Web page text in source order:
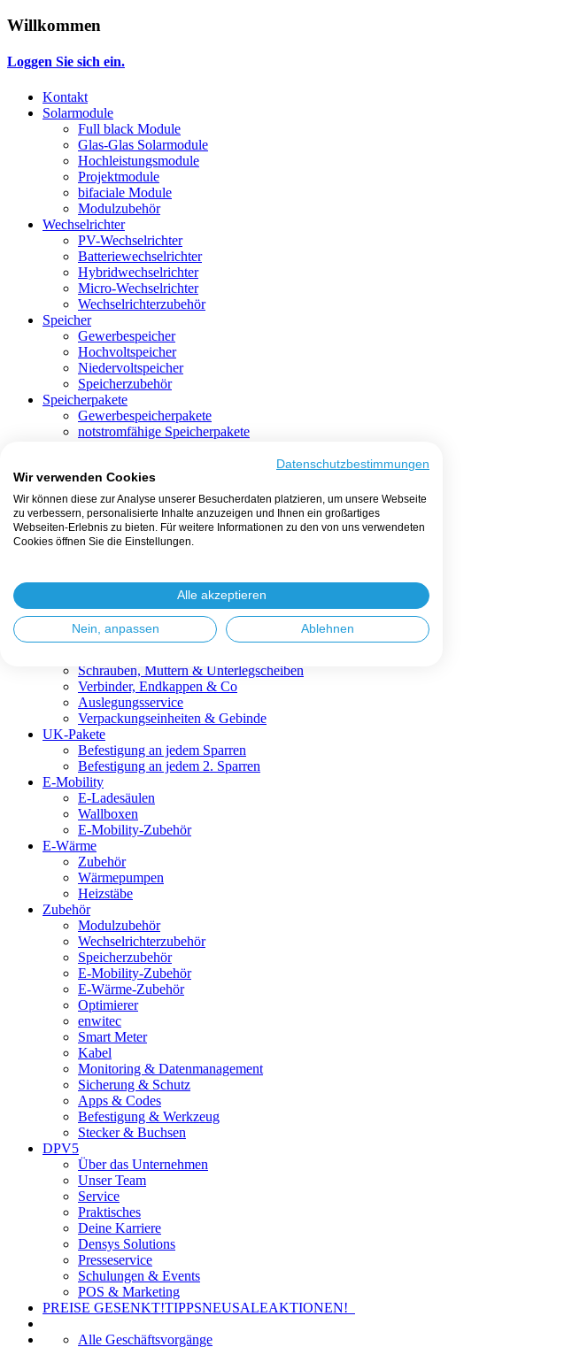
Willkommen
Loggen Sie sich ein.
Kontakt
Solarmodule
Full black Module
Glas-Glas Solarmodule
Hochleistungsmodule
Projektmodule
bifaciale Module
Modulzubehör
Wechselrichter
PV-Wechselrichter
Batteriewechselrichter
Hybridwechselrichter
Micro-Wechselrichter
Wechselrichterzubehör
Speicher
Gewerbespeicher
Hochvoltspeicher
Niedervoltspeicher
Speicherzubehör
Speicherpakete
Gewerbespeicherpakete
notstromfähige Speicherpakete
mit Hochvoltspeicher
HEMS-fähige Speicherpakete
mit Niedervoltspeicher
Unterkonstruktion
Aufständerung
Fassadenlösungen
Kabelmanagement
Metalldachplatten
Modulklemmen
Schrauben, Muttern & Unterlegscheiben
Verbinder, Endkappen & Co
Auslegungsservice
Verpackungseinheiten & Gebinde
UK-Pakete
Befestigung an jedem Sparren
Befestigung an jedem 2. Sparren
E-Mobility
E-Ladesäulen
Wallboxen
E-Mobility-Zubehör
E-Wärme
Zubehör
Wärmepumpen
Heizstäbe
Zubehör
Modulzubehör
Wechselrichterzubehör
Speicherzubehör
E-Mobility-Zubehör
E-Wärme-Zubehör
Optimierer
enwitec
Smart Meter
Kabel
Monitoring & Datenmanagement
Sicherung & Schutz
Apps & Codes
Befestigung & Werkzeug
Stecker & Buchsen
DPV5
Über das Unternehmen
Unser Team
Service
Praktisches
Deine Karriere
Densys Solutions
Presseservice
Schulungen & Events
POS & Marketing
PREISE GESENKT!TIPPSNEUSALEAKTIONEN!
Alle Geschäftsvorgänge
Datenschutzbestimmungen
Wir verwenden Cookies
Wir können diese zur Analyse unserer Besucherdaten platzieren, um unsere Webseite
zu verbessern, personalisierte Inhalte anzuzeigen und Ihnen ein großartiges
Webseiten-Erlebnis zu bieten. Für weitere Informationen zu den von uns verwendeten
Cookies öffnen Sie die Einstellungen.
Alle akzeptieren
Nein, anpassen Ablehnen